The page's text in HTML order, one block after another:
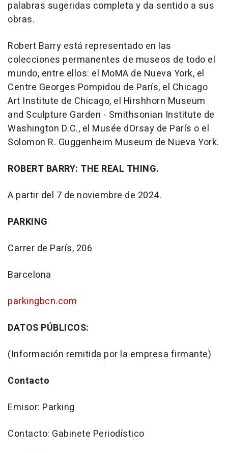
palabras sugeridas completa y da sentido a sus
obras.
Robert Barry está representado en las
colecciones permanentes de museos de todo el
mundo, entre ellos: el MoMA de Nueva York, el
Centre Georges Pompidou de París, el Chicago
Art Institute de Chicago, el Hirshhorn Museum
and Sculpture Garden - Smithsonian Institute de
Washington D.C., el Musée dOrsay de París o el
Solomon R. Guggenheim Museum de Nueva York.
ROBERT BARRY: THE REAL THING.
A partir del 7 de noviembre de 2024.
PARKING
Carrer de París, 206
Barcelona
parkingbcn.com
DATOS PÚBLICOS:
(Información remitida por la empresa firmante)
Contacto
Emisor: Parking
Contacto: Gabinete Periodístico